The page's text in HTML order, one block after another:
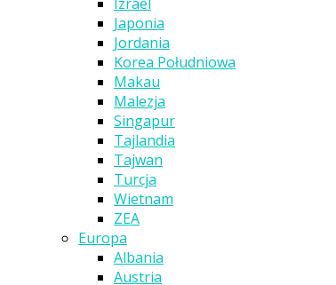
Japonia
Jordania
Korea Południowa
Makau
Malezja
Singapur
Tajlandia
Tajwan
Turcja
Wietnam
ZEA
Europa
Albania
Austria